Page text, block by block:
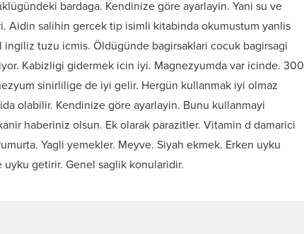
bardaga. Kendinize göre ayarlayin. Yani su ve
Aidin salihin gercek tip isimli kitabinda okumustum yanlis
tuzu icmis. Öldügünde bagirsaklari cocuk bagirsagi
Kabizligi gidermek icin iyi. Magnezyumda var icinde. 300
sinirlilige de iyi gelir. Hergün kullanmak iyi olmaz
olabilir. Kendinize göre ayarlayin. Bunu kullanmayi
haberiniz olsun. Ek olarak parazitler. Vitamin d damarici
Yagli yemekler. Meyve. Siyah ekmek. Erken uyku
getirir. Genel saglik konularidir.